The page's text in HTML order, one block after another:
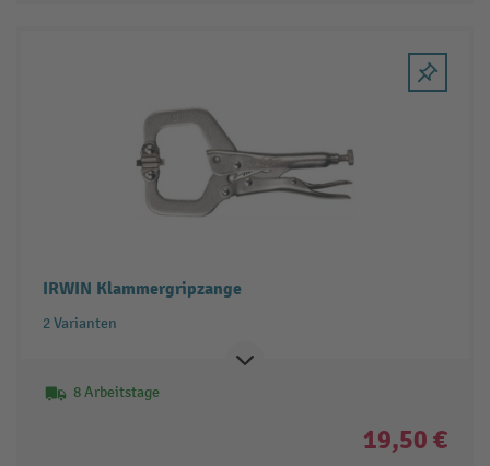
IRWIN Klammergripzange
2 Varianten
8 Arbeitstage
19,50 €